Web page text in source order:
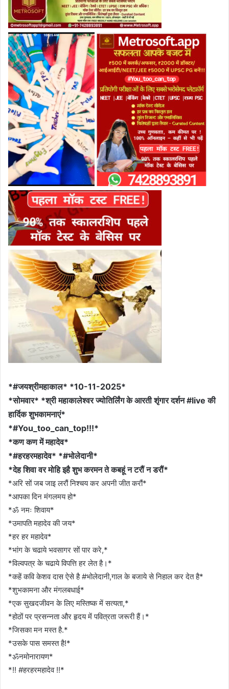
*#जयश्रीमहाकाल* *10-11-2025*
*सोमवार* *श्री महाकालेश्वर ज्योतिर्लिंग के आरती शृंगार दर्शन #live की
हार्दिक शुभकामनाएं*
*#You_too_can_top!!!*
*कण कण में महादेव*
*#हरहरमहादेव* *#भोलेदानी*
*देह शिवा वर मोहि इहै शुभ करमन ते कबहूं न टरौं न डरौं*
*अरि सों जब जाइ लरौं निश्चय कर अपनी जीत करौं*
*आपका दिन मंगलमय हो*
*ॐ नमः शिवाय*
*उमापति महादेव की जय*
*हर हर महादेव*
*भांग के चढाये भवसागर सों पार करे,*
*विल्वपत्र के चढाये विपत्ति हर लेत है।*
*कहें कवि केशव दास ऐसे है #भोलेदानी,गाल के बजाये से निहाल कर देत है*
*शुभकामना और मंगलबधाई*
*एक सुखदजीवन के लिए मस्तिष्क में सत्यता,*
*होठों पर प्रसन्नता और हृदय में पवित्रता जरूरी हैं।*
*जिसका मन मस्त है.*
*उसके पास समस्त है!*
*ॐनमोनारायण*
*!! #हरहरमहादेव !!*